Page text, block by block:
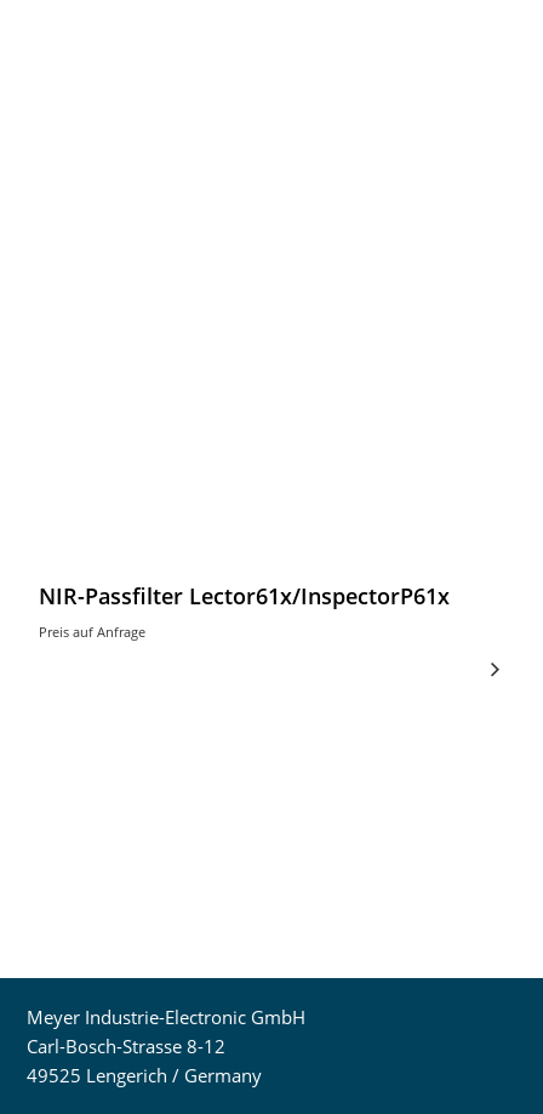
NIR-Passfilter Lector61x/InspectorP61x
Preis auf Anfrage
Meyer Industrie-Electronic GmbH
Carl-Bosch-Strasse 8-12
49525 Lengerich / Germany